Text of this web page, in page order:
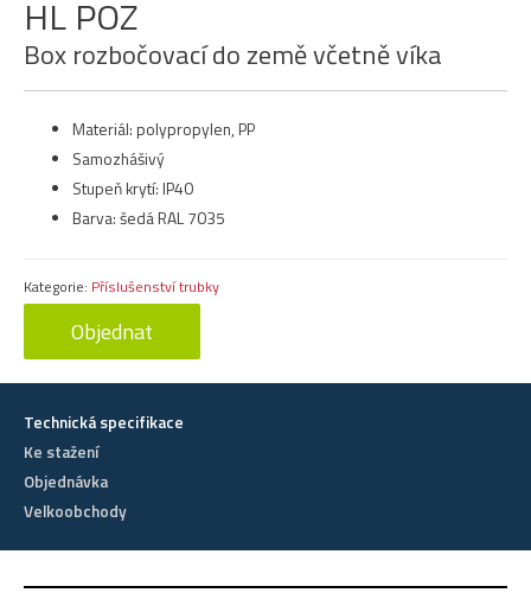
HL POZ
Box rozbočovací do země včetně víka
Materiál: polypropylen, PP
Samozhášivý
Stupeň krytí: IP40
Barva: šedá RAL 7035
Kategorie: Příslušenství trubky
Objednat
Technická specifikace
Ke stažení
Objednávka
Velkoobchody